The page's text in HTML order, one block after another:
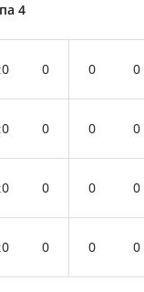
4
:0 0 0 0
:0 0 0 0
:0 0 0 0
:0 0 0 0